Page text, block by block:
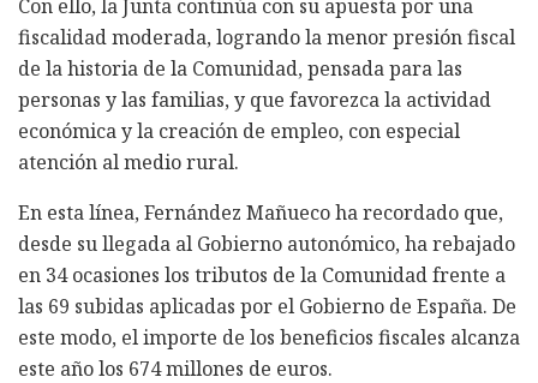
Con ello, la Junta continúa con su apuesta por una
fiscalidad moderada, logrando la menor presión fiscal
de la historia de la Comunidad, pensada para las
personas y las familias, y que favorezca la actividad
económica y la creación de empleo, con especial
atención al medio rural.
En esta línea, Fernández Mañueco ha recordado que,
desde su llegada al Gobierno autonómico, ha rebajado
en 34 ocasiones los tributos de la Comunidad frente a
las 69 subidas aplicadas por el Gobierno de España. De
este modo, el importe de los beneficios fiscales alcanza
este año los 674 millones de euros.